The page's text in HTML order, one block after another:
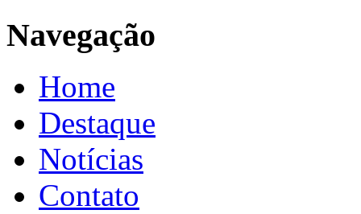
Navegação
Home
Destaque
Notícias
Contato